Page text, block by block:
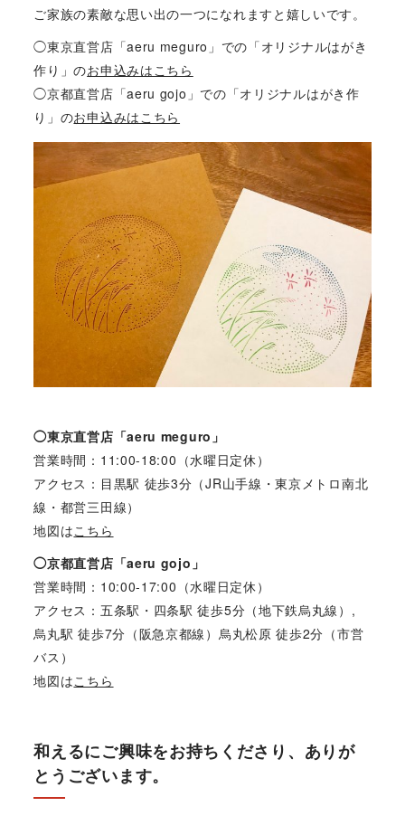
ご家族の素敵な思い出の一つになれますと嬉しいです。
◯東京直営店「aeru meguro」での「オリジナルはがき
作り」のお申込みはこちら
◯京都直営店「aeru gojo」での「オリジナルはがき作
り」のお申込みはこちら
◯東京直営店「aeru meguro」
営業時間：11:00-18:00（水曜日定休）
アクセス：目黒駅 徒歩3分（JR山手線・東京メトロ南北
線・都営三田線）
地図はこちら
◯京都直営店「aeru gojo」
営業時間：10:00-17:00（水曜日定休）
アクセス：五条駅・四条駅 徒歩5分（地下鉄烏丸線）,
烏丸駅 徒歩7分（阪急京都線）烏丸松原 徒歩2分（市営
バス）
地図はこちら
和えるにご興味をお持ちくださり、ありが
とうございます。